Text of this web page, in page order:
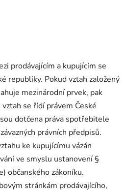
prodávajícím a kupujícím se
republiky. Pokud vztah založený
mezinárodní prvek, pak
se řídí právem České
dotčena práva spotřebitele
právních předpisů.
ke kupujícímu vázán
ve smyslu ustanovení §
občanského zákoníku.
stránkám prodávajícího,